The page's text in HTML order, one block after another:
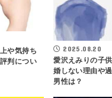
や気持ち
判につい
2025.08.20
愛沢えみりの子
婚しない理由や
男性は？